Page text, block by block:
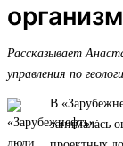
организм
Рассказывает
управления по
В
занималась